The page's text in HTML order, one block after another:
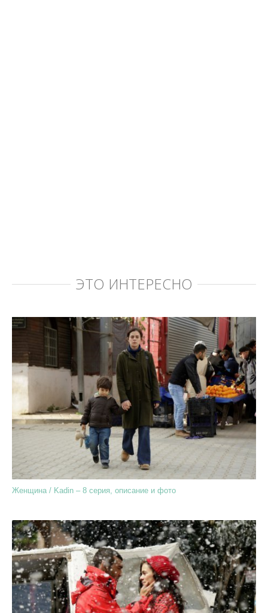
ЭТО ИНТЕРЕСНО
Женщина / Kadin – 8 серия, описание и фото